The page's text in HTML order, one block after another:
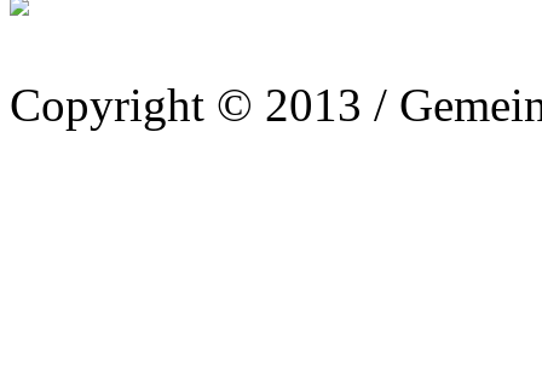
Copyright © 2013 /